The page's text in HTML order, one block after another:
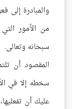
والمبادرة إلى
من الأمور
سبحانه وتعالى.
المقصود أن
سخطه إلا في
عليك أن